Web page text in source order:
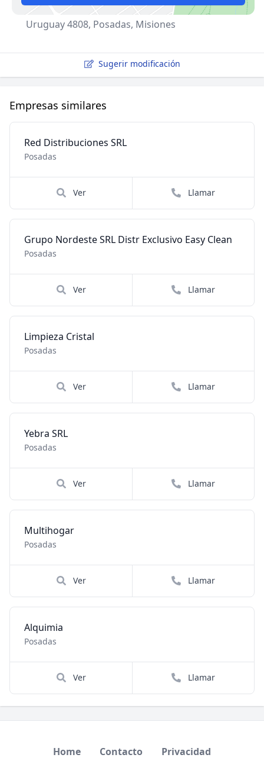
Uruguay 4808, Posadas, Misiones
Sugerir modificación
Empresas similares
Red Distribuciones SRL
Posadas
Ver Llamar
Grupo Nordeste SRL Distr Exclusivo Easy Clean
Posadas
Ver Llamar
Limpieza Cristal
Posadas
Ver Llamar
Yebra SRL
Posadas
Ver Llamar
Multihogar
Posadas
Ver Llamar
Alquimia
Posadas
Ver Llamar
Home Contacto Privacidad